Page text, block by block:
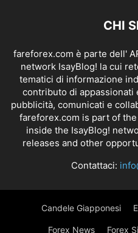
CHI
fareforex.com è parte dell'
network IsayBlog! la cui
tematici di informazione
contributo di
pubblicità, comunicati e
fareforex.com is part of the
inside the IsayBlog!
releases and other
Contattaci:
Candele Giapponesi
Forex News Forex